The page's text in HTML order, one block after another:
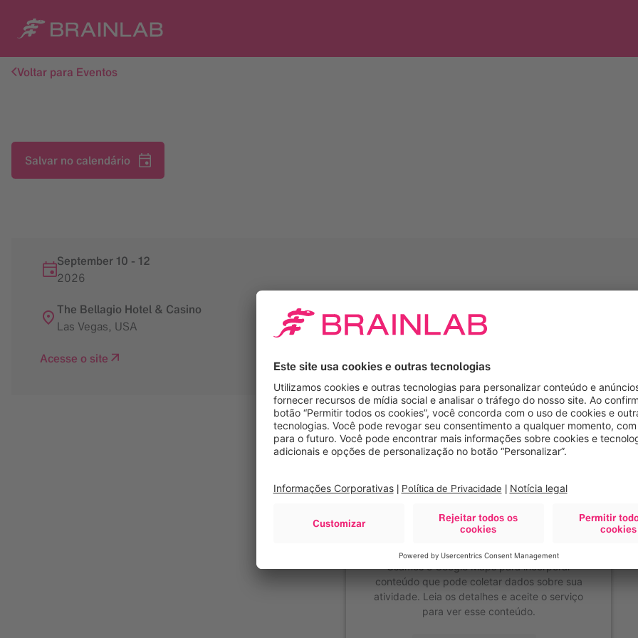
Voltar para Eventos
Salvar no calendário
September 10 - 12
2026
The Bellagio Hotel & Casino
Las Vegas, USA
Acesse o site
consentimento para
carregar o serviço Google
Maps!
Usamos o Google Maps para incorporar
conteúdo que pode coletar dados sobre sua
atividade. Leia os detalhes e aceite o serviço
para ver esse conteúdo.